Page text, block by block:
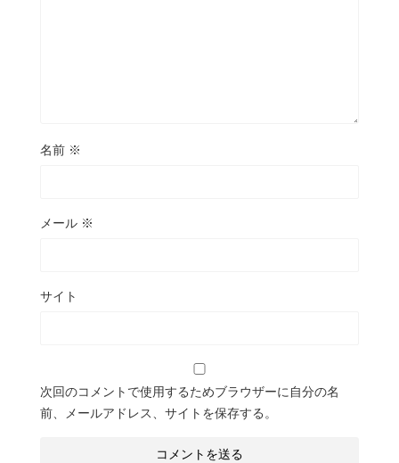
名前 ※
メール ※
サイト
次回のコメントで使用するためブラウザーに自分の名
前、メールアドレス、サイトを保存する。